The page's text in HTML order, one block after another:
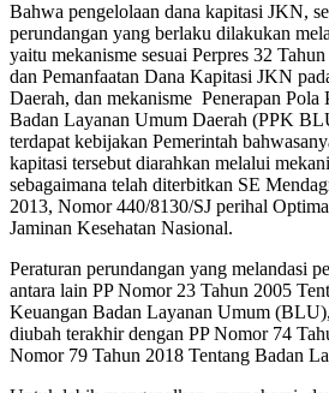
Bahwa pengelolaan dana kapitasi JKN,
perundangan yang berlaku dilakukan
yaitu mekanisme sesuai Perpres 32
dan Pemanfaatan Dana Kapitasi JKN
Daerah, dan mekanisme Penerapan Pola
Badan Layanan Umum Daerah (PPK
terdapat kebijakan Pemerintah
kapitasi tersebut diarahkan melalui
sebagaimana telah diterbitkan SE
2013, Nomor 440/8130/SJ perihal
Jaminan Kesehatan Nasional.
Peraturan perundangan yang melandasi
antara lain PP Nomor 23 Tahun 2005
Keuangan Badan Layanan Umum
diubah terakhir dengan PP Nomor 74
Nomor 79 Tahun 2018 Tentang Badan